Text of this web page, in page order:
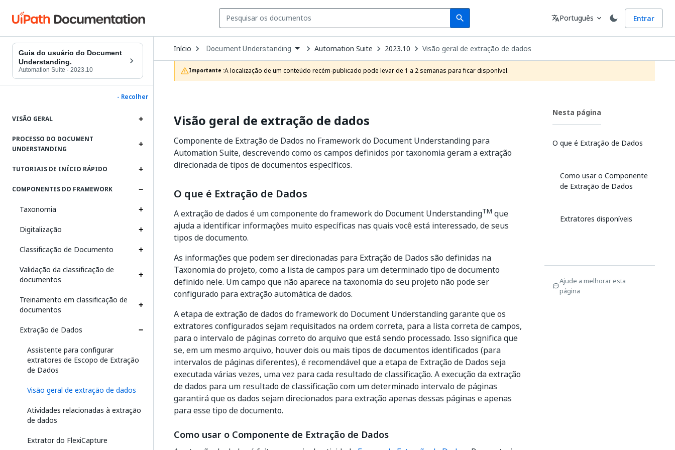
search
Search Idioma
translatePortuguês expand_more Entrar
Guia do usuário do Document
Understanding.
Automation Suite · 2023.10
- Recolher
VISÃO GERAL
PROCESSO DO DOCUMENT
UNDERSTANDING
TUTORIAIS DE INÍCIO RÁPIDO
COMPONENTES DO FRAMEWORK
Taxonomia
Digitalização
Classificação de Documento
Validação da classificação de
documentos
Treinamento em classificação de
documentos
Extração de Dados
Assistente para configurar
extratores de Escopo de Extração
de Dados
Visão geral de extração de dados
Atividades relacionadas à extração
de dados
Extrator do FlexiCapture
Início Open
Dropdown
to
choose
product
Document Understanding Automation Suite 2023.10 Visão geral de extração de dados
Importante :A localização de um conteúdo recém-publicado pode levar de 1 a 2 semanas para ficar disponível.
Visão geral de extração de dados
Componente de Extração de Dados no Framework do Document Understanding para
Automation Suite, descrevendo como os campos definidos por taxonomia geram a extração
direcionada de tipos de documentos específicos.
O que é Extração de Dados
A extração de dados é um componente do framework do Document UnderstandingTM que
ajuda a identificar informações muito específicas nas quais você está interessado, de seus
tipos de documento.
As informações que podem ser direcionadas para Extração de Dados são definidas na
Taxonomia do projeto, como a lista de campos para um determinado tipo de documento
definido nele. Um campo que não aparece na taxonomia do seu projeto não pode ser
configurado para extração automática de dados.
A etapa de extração de dados do framework do Document Understanding garante que os
extratores configurados sejam requisitados na ordem correta, para a lista correta de campos,
para o intervalo de páginas correto do arquivo que está sendo processado. Isso significa que
se, em um mesmo arquivo, houver dois ou mais tipos de documentos identificados (para
intervalos de páginas diferentes), é recomendável que a etapa de Extração de Dados seja
executada várias vezes, uma vez para cada resultado de classificação. A execução da extração
de dados para um resultado de classificação com um determinado intervalo de páginas
garantirá que os dados sejam direcionados para extração apenas dessas páginas e apenas
para esse tipo de documento.
Como usar o Componente de Extração de Dados
Nesta página
O que é Extração de Dados
Como usar o Componente
de Extração de Dados
Extratores disponíveis
Ajude a melhorar esta
página